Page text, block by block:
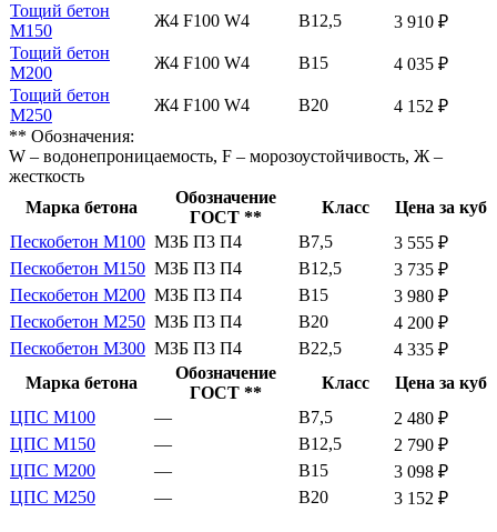
Тощий бетон
М150
Ж4 F100 W4 В12,5
3 910 ₽
Тощий бетон
М200
Ж4 F100 W4 В15
4 035 ₽
Тощий бетон
М250
Ж4 F100 W4 В20
4 152 ₽
** Обозначения:
W – водонепроницаемость, F – морозоустойчивость, Ж –
жесткость
Марка бетона
Обозначение
ГОСТ **
Класс
Цена за куб
Пескобетон М100 МЗБ П3 П4 В7,5
3 555 ₽
Пескобетон М150 МЗБ П3 П4 В12,5
3 735 ₽
Пескобетон М200 МЗБ П3 П4 В15
3 980 ₽
Пескобетон М250 МЗБ П3 П4 В20
4 200 ₽
Пескобетон М300 МЗБ П3 П4 В22,5
4 335 ₽
Марка бетона
Обозначение
ГОСТ **
Класс
Цена за куб
ЦПС М100
— В7,5
2 480 ₽
ЦПС М150
— В12,5
2 790 ₽
ЦПС М200
— В15
3 098 ₽
ЦПС М250
— В20 3 152 ₽